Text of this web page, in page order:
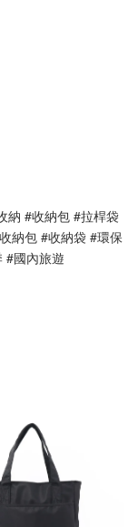
納 #收納包 #拉桿袋
納包 #收納袋 #環保
#國內旅遊